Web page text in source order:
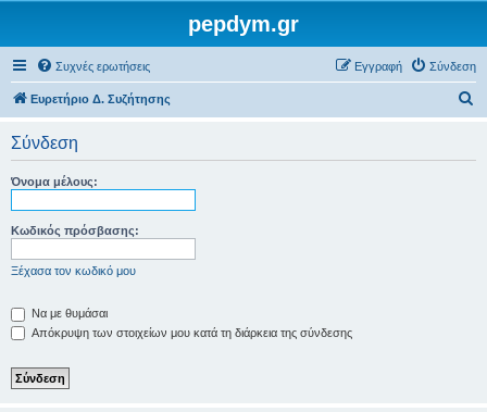
pepdym.gr
Συχνές ερωτήσεις Σύνδεση
Εγγραφή
Ευρετήριο Δ. Συζήτησης
Σύνδεση
Όνομα μέλους:
Κωδικός πρόσβασης:
Ξέχασα τον κωδικό μου
Να με θυμάσαι
Απόκρυψη των στοιχείων μου κατά τη διάρκεια της σύνδεσης